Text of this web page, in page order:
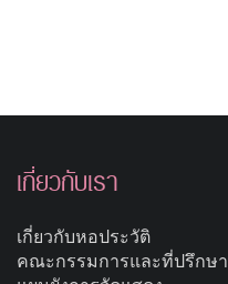
เกี่ยวกับเรา
เกี่ยวกับหอประวัติ
คณะกรรมการและที่ปรึกษา